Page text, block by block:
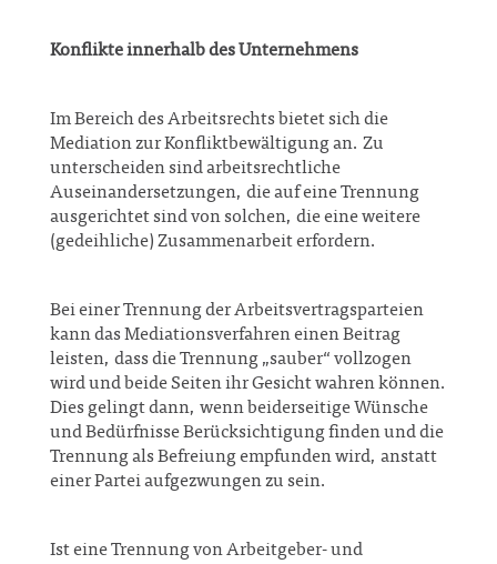
Konflikte innerhalb des Unternehmens
Im Bereich des Arbeitsrechts bietet sich die
Mediation zur Konfliktbewältigung an. Zu
unterscheiden sind arbeitsrechtliche
Auseinandersetzungen, die auf eine Trennung
ausgerichtet sind von solchen, die eine weitere
(gedeihliche) Zusammenarbeit erfordern.
Bei einer Trennung der Arbeitsvertragsparteien
kann das Mediationsverfahren einen Beitrag
leisten, dass die Trennung „sauber“ vollzogen
wird und beide Seiten ihr Gesicht wahren können.
Dies gelingt dann, wenn beiderseitige Wünsche
und Bedürfnisse Berücksichtigung finden und die
Trennung als Befreiung empfunden wird, anstatt
einer Partei aufgezwungen zu sein.
Ist eine Trennung von Arbeitgeber- und